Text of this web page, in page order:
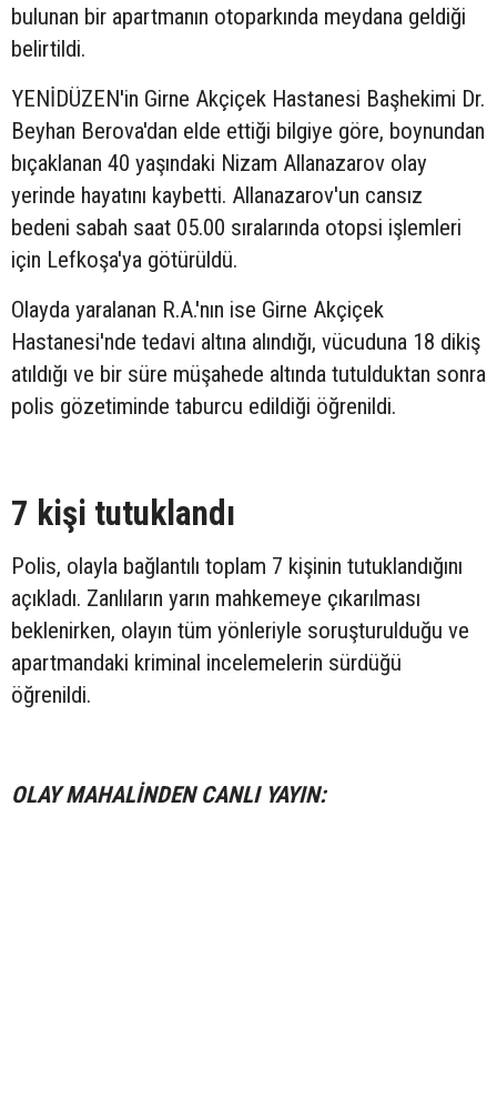
bulunan bir apartmanın otoparkında meydana geldiği
belirtildi.
YENİDÜZEN'in Girne Akçiçek Hastanesi Başhekimi Dr.
Beyhan Berova'dan elde ettiği bilgiye göre, boynundan
bıçaklanan 40 yaşındaki Nizam Allanazarov olay
yerinde hayatını kaybetti. Allanazarov'un cansız
bedeni sabah saat 05.00 sıralarında otopsi işlemleri
için Lefkoşa'ya götürüldü.
Olayda yaralanan R.A.'nın ise Girne Akçiçek
Hastanesi'nde tedavi altına alındığı, vücuduna 18 dikiş
atıldığı ve bir süre müşahede altında tutulduktan sonra
polis gözetiminde taburcu edildiği öğrenildi.
7 kişi tutuklandı
Polis, olayla bağlantılı toplam 7 kişinin tutuklandığını
açıkladı. Zanlıların yarın mahkemeye çıkarılması
beklenirken, olayın tüm yönleriyle soruşturulduğu ve
apartmandaki kriminal incelemelerin sürdüğü
öğrenildi.
OLAY MAHALİNDEN CANLI YAYIN: